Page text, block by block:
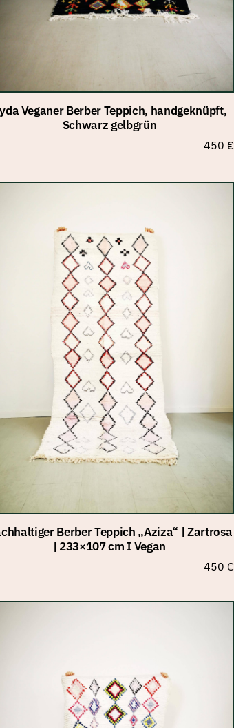
Veganer Berber Teppich, handgeknüpft,
Schwarz gelbgrün
450 €
Berber Teppich „Aziza“ | Zartrosa
| 233×107 cm I Vegan
450 €